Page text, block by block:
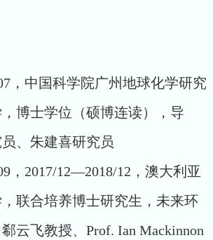
，中国科学院广州地球化学研究
博士学位（硕博连读），导
、朱建喜研究员
，2017/12—2018/12，澳大利亚
联合培养博士研究生，未来环
云飞教授、Prof. Ian Mackinnon